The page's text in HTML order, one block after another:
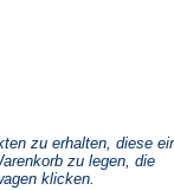
zu erhalten, diese
zu legen, die
klicken.